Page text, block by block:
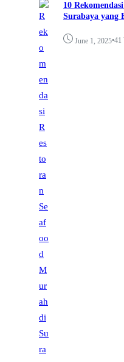
10
Surabaya yang
June 1, 2025•41